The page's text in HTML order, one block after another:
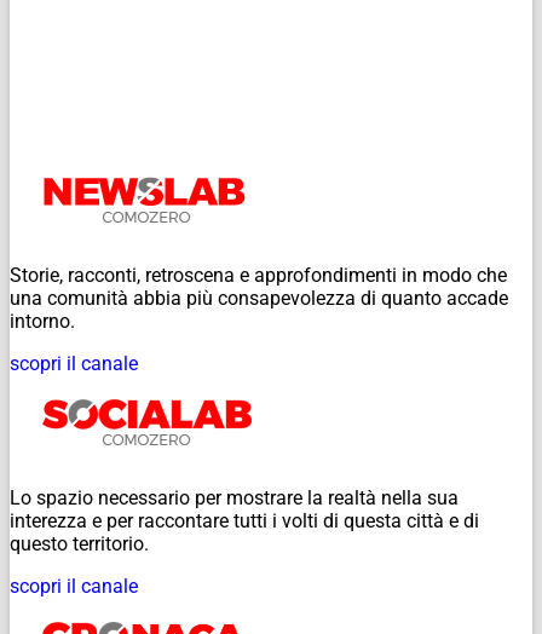
Storie, racconti, retroscena e approfondimenti in modo che
una comunità abbia più consapevolezza di quanto accade
intorno.
scopri il canale
Lo spazio necessario per mostrare la realtà nella sua
interezza e per raccontare tutti i volti di questa città e di
questo territorio.
scopri il canale